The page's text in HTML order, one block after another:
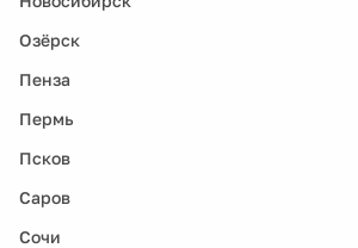
Озёрск
Пенза
Пермь
Псков
Саров
Сочи